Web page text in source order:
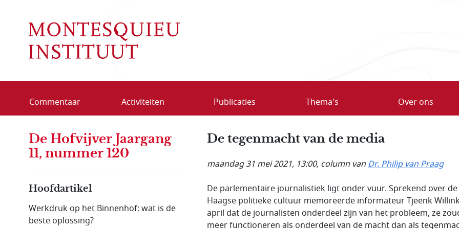
Commentaar Activiteiten Publicaties Thema's Over ons
De tegenmacht van de media
maandag 31 mei 2021, 13:00, column vanDr. Philip van Praag
De parlementaire journalistiek ligt onder vuur. Sprekend over de
Haagse politieke cultuur memoreerde informateur Tjeenk
april dat de journalisten onderdeel zijn van het probleem, ze
meer functioneren als onderdeel van de macht dan als
De Hofvijver Jaargang
11, nummer 120
Hoofdartikel
Werkdruk op het Binnenhof: wat is de
beste oplossing?